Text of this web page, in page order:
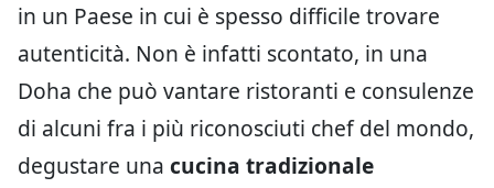
in un Paese in cui è spesso difficile trovare
autenticità. Non è infatti scontato, in una
Doha che può vantare ristoranti e consulenze
di alcuni fra i più riconosciuti chef del mondo,
degustare una cucina tradizionale